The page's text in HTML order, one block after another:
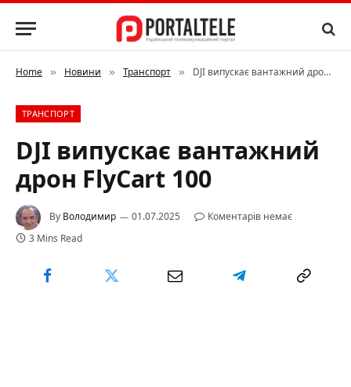
Home » Новини » Транспорт » DJI випускає вантажний дрон FlyCart 100
ТРАНСПОРТ
DJI випускає вантажний
дрон FlyCart 100
By Володимир 01.07.2025
Коментарів немає
3 Mins Read